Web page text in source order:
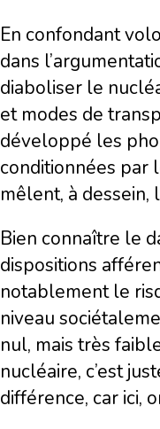
En confondant
dans
diaboliser le
et modes de
développé les
conditionnées par
mêlent, à dessein,
Bien connaître le
dispositions
notablement le
niveau
nul, mais très
nucléaire, c’est
différence, car ici,